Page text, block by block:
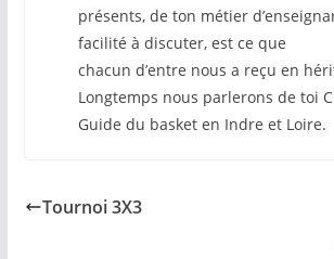
présents, de ton métier
facilité à discuter, est ce que
chacun d’entre nous a reçu en
Longtemps nous parlerons de toi
Guide du basket en Indre et Loire.
Tournoi 3X3